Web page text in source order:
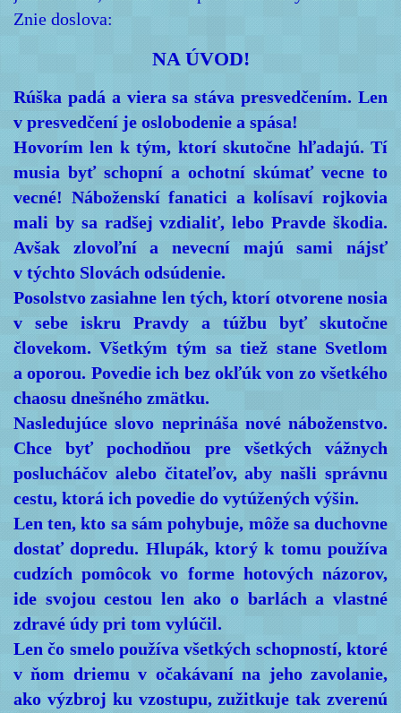
Znie doslova:
NA ÚVOD!
Rúška padá a viera sa stáva presvedčením. Len
v presvedčení je oslobodenie a spása!
Hovorím len k tým, ktorí skutočne hľadajú. Tí
musia byť schopní a ochotní skúmať vecne to
vecné! Náboženskí fanatici a kolísaví rojkovia
mali by sa radšej vzdialiť, lebo Pravde škodia.
Avšak zlovoľní a nevecní majú sami nájsť
v týchto Slovách odsúdenie.
Posolstvo zasiahne len tých, ktorí otvorene nosia
v sebe iskru Pravdy a túžbu byť skutočne
človekom. Všetkým tým sa tiež stane Svetlom
a oporou. Povedie ich bez okľúk von zo všetkého
chaosu dnešného zmätku.
Nasledujúce slovo neprináša nové náboženstvo.
Chce byť pochodňou pre všetkých vážnych
poslucháčov alebo čitateľov, aby našli správnu
cestu, ktorá ich povedie do vytúžených výšin.
Len ten, kto sa sám pohybuje, môže sa duchovne
dostať dopredu. Hlupák, ktorý k tomu používa
cudzích pomôcok vo forme hotových názorov,
ide svojou cestou len ako o barlách a vlastné
zdravé údy pri tom vylúčil.
Len čo smelo používa všetkých schopností, ktoré
v ňom driemu v očakávaní na jeho zavolanie,
ako výzbroj ku vzostupu, zužitkuje tak zverenú